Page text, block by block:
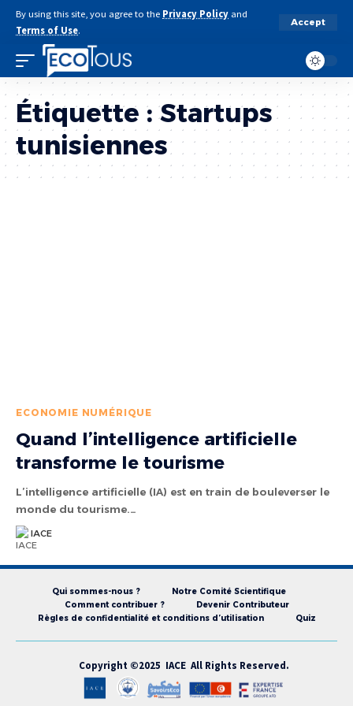
By using this site, you agree to the Privacy Policy and
Terms of Use.
Accept
Étiquette :Startups
tunisiennes
ECONOMIE NUMÉRIQUE
Quand l’intelligence artificielle
transforme le tourisme
L’intelligence artificielle (IA) est en train de bouleverser le
monde du tourisme.…
IACE
Qui sommes-nous ?
Notre Comité Scientifique
Comment contribuer ?
Devenir Contributeur
Règles de confidentialité et conditions d’utilisation
Quiz
Copyright ©2025 IACE All Rights Reserved.